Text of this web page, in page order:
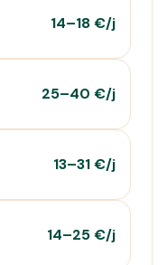
14–18 €/j
25–40 €/j
13–31 €/j
14–25 €/j